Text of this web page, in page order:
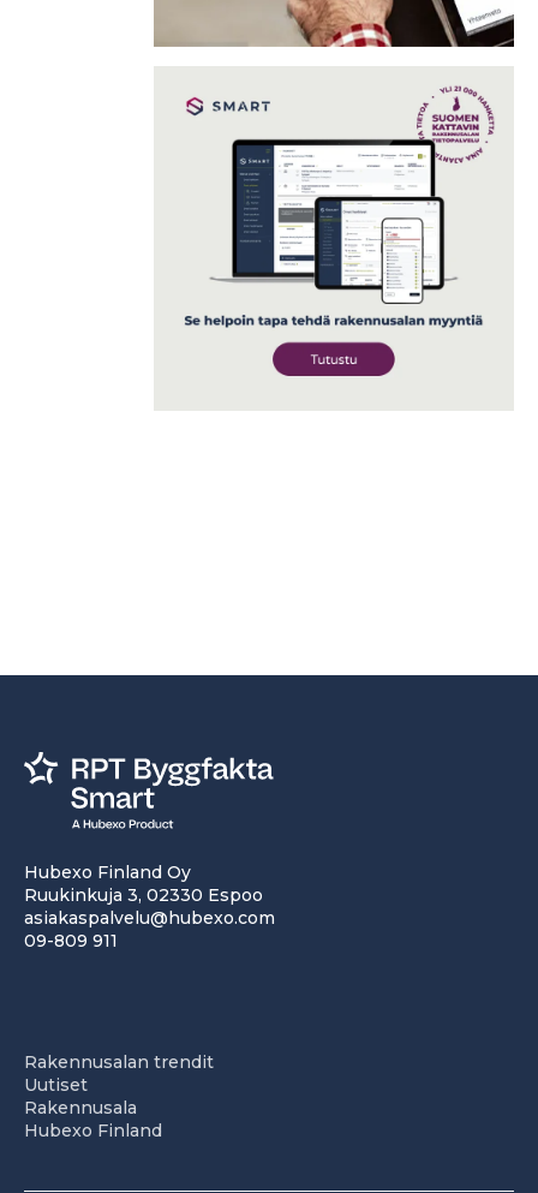
Hubexo Finland Oy
Ruukinkuja 3, 02330 Espoo
asiakaspalvelu@hubexo.com
09-809 911
Rakennusalan trendit
Uutiset
Rakennusala
Hubexo Finland